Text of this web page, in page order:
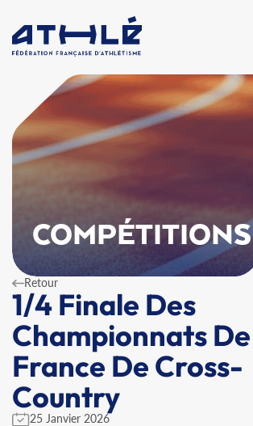
COMPÉTITIONS
Retour
1/4 Finale Des
Championnats De
France De Cross-
Country
25 Janvier 2026